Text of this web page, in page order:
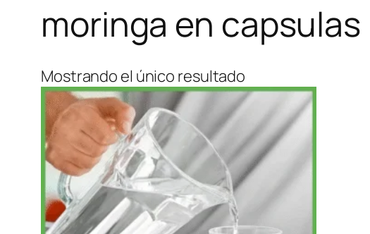
moringa en capsulas
Mostrando el único resultado